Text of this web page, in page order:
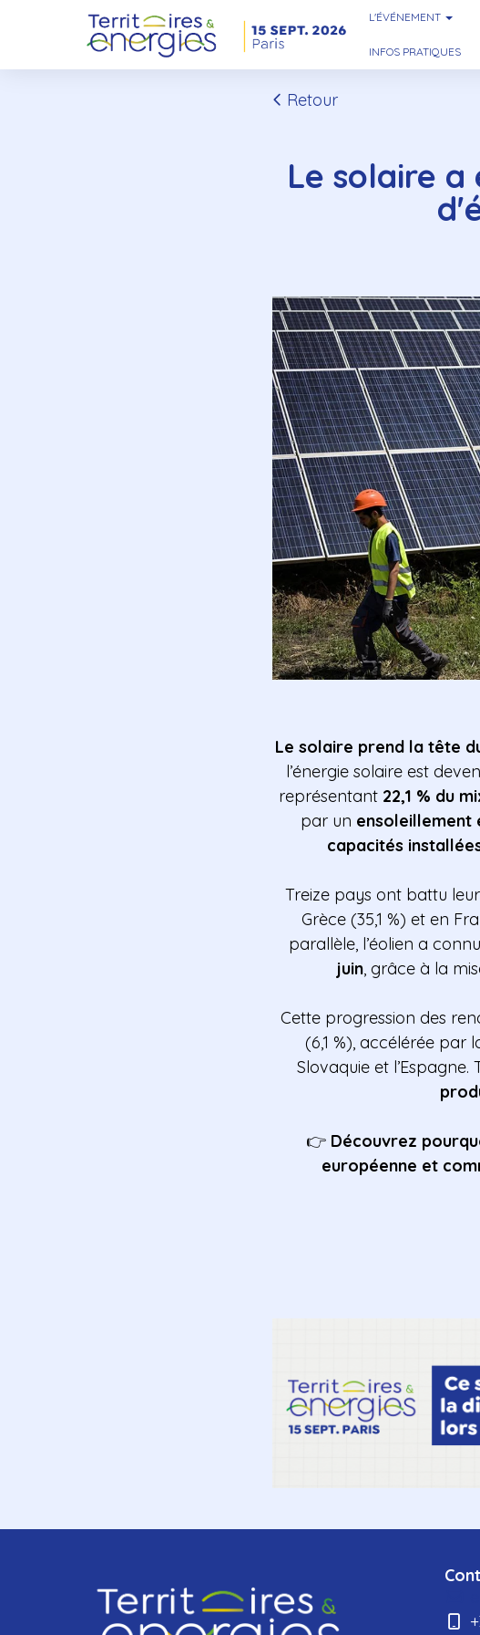
L'ÉVÉNEMENT
INFOS PRATIQUES
Retour
Le solaire
Le solaire prend la tête
l’énergie solaire est
représentant 22,1 % du
par un ensoleillement
capacités
Treize pays ont battu
Grèce (35,1 %) et en
parallèle, l’éolien a
juin, grâce à la
Cette progression des
(6,1 %), accélérée par
Slovaquie et l’Espagne.
👉 Découvrez
européenne et